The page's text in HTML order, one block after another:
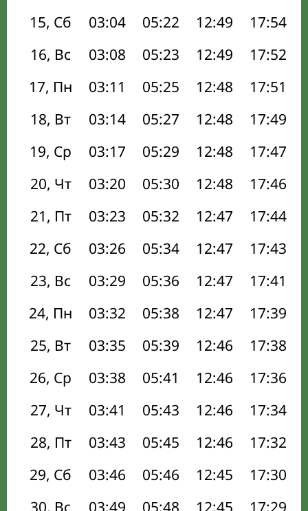
15, Сб
03:04 05:22 12:49 17:54
16, Вс
03:08 05:23 12:49 17:52
17, Пн
03:11 05:25 12:48 17:51
18, Вт
03:14 05:27 12:48 17:49
19, Ср
03:17 05:29 12:48 17:47
20, Чт
03:20 05:30 12:48 17:46
21, Пт
03:23 05:32 12:47 17:44
22, Сб
03:26 05:34 12:47 17:43
23, Вс
03:29 05:36 12:47 17:41
24, Пн
03:32 05:38 12:47 17:39
25, Вт
03:35 05:39 12:46 17:38
26, Ср
03:38 05:41 12:46 17:36
27, Чт
03:41 05:43 12:46 17:34
28, Пт
03:43 05:45 12:46 17:32
29, Сб
03:46 05:46 12:45 17:30
30, Вс
03:49 05:48 12:45 17:29